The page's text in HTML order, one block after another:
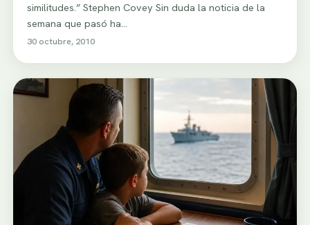
similitudes.” Stephen Covey Sin duda la noticia de la
semana que pasó ha…
30 octubre, 2010